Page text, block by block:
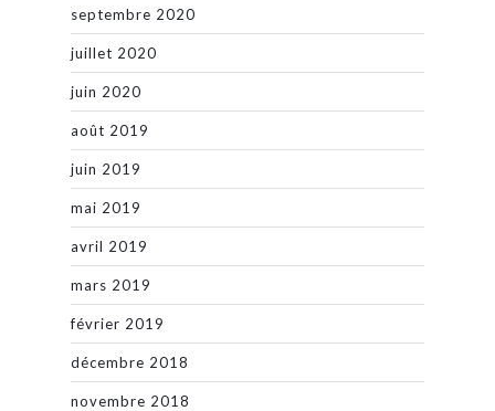
septembre 2020
juillet 2020
juin 2020
août 2019
juin 2019
mai 2019
avril 2019
mars 2019
février 2019
décembre 2018
novembre 2018